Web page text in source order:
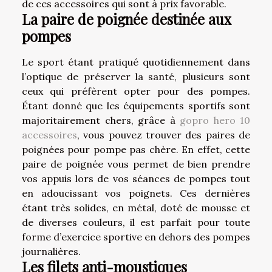
de ces accessoires qui sont à prix favorable.
La paire de poignée destinée aux
pompes
Le sport étant pratiqué quotidiennement dans
l’optique de préserver la santé, plusieurs sont
ceux qui préfèrent opter pour des pompes.
Étant donné que les équipements sportifs sont
majoritairement chers, grâce à gopro hero 10
accessoires, vous pouvez trouver des paires de
poignées pour pompe pas chère. En effet, cette
paire de poignée vous permet de bien prendre
vos appuis lors de vos séances de pompes tout
en adoucissant vos poignets. Ces dernières
étant très solides, en métal, doté de mousse et
de diverses couleurs, il est parfait pour toute
forme d’exercice sportive en dehors des pompes
journalières.
Les filets anti-moustiques